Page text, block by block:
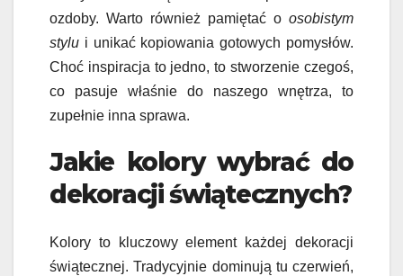
ozdoby. Warto również pamiętać o osobistym
stylu i unikać kopiowania gotowych pomysłów.
Choć inspiracja to jedno, to stworzenie czegoś,
co pasuje właśnie do naszego wnętrza, to
zupełnie inna sprawa.
Jakie kolory wybrać do
dekoracji świątecznych?
Kolory to kluczowy element każdej dekoracji
świątecznej. Tradycyjnie dominują tu czerwień,